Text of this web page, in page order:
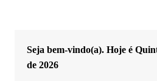
Seja bem-vindo(a). Hoje é
de 2026